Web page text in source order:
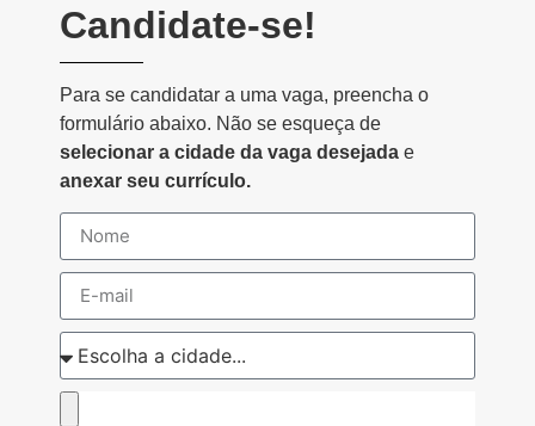
Candidate-se!
Para se candidatar a uma vaga, preencha o
formulário abaixo. Não se esqueça de
selecionar a cidade da vaga desejada e
anexar seu currículo.